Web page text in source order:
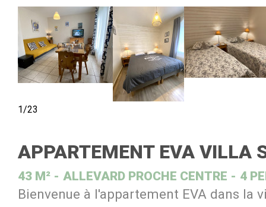
1/23
APPARTEMENT EVA VILLA
43 M² ALLEVARD PROCHE CENTRE 4
Bienvenue à l'appartement EVA dans la